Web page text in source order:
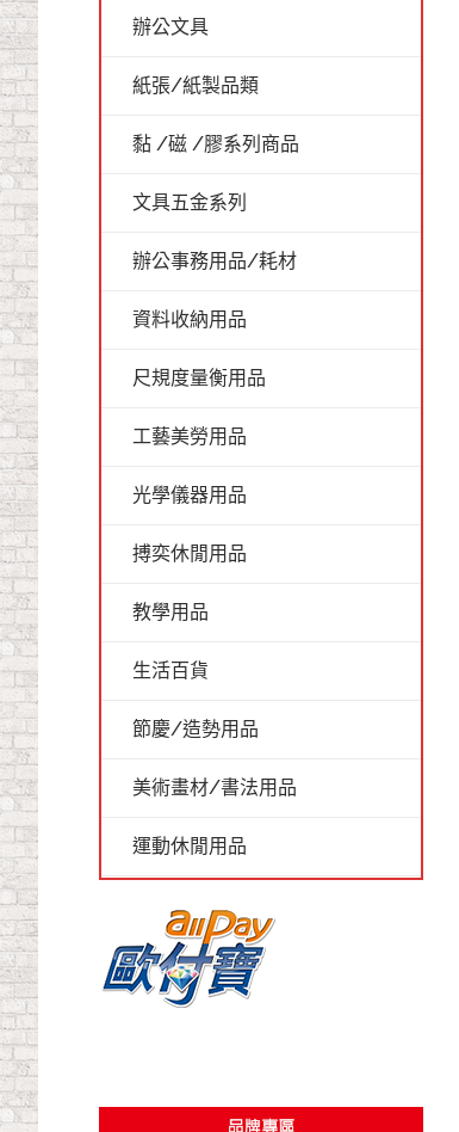
辦公文具
紙張/紙製品類
黏 /磁 /膠系列商品
文具五金系列
辦公事務用品/耗材
資料收納用品
尺規度量衡用品
工藝美勞用品
光學儀器用品
搏奕休閒用品
教學用品
生活百貨
節慶/造勢用品
美術畫材/書法用品
運動休閒用品